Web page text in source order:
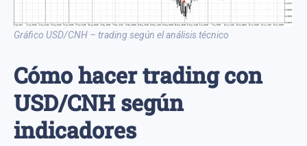
Gráfico USD/CNH – trading según el análisis técnico
Cómo hacer trading con
USD/CNH según
indicadores